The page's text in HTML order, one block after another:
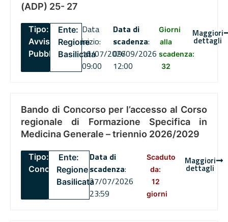
(ADP) 25- 27
Tipo:
Avviso
Pubblico
Ente:
Regione
Basilicata
Data
inizio:
16/07/2026
09:00
Data di
scadenza:
09/09/2026
12:00
Giorni
alla
scadenza:
32
Maggiori
dettagli
Bando di Concorso per l’accesso al Corso
regionale di Formazione Specifica in
Medicina Generale – triennio 2026/2029
Tipo:
Concorsi
Ente:
Regione
Basilicata
Data di
scadenza:
27/07/2026
23:59
Scaduto
da:
12
giorni
Maggiori
dettagli